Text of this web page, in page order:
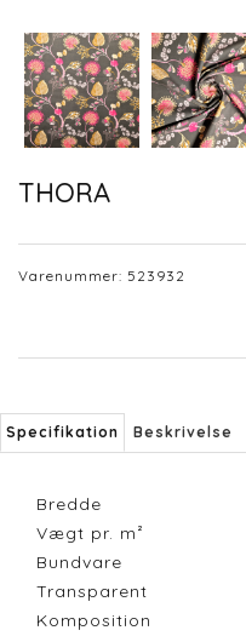
THORA
Varenummer: 523932
Specifikation Beskrivelse
Bredde
Vægt pr. m²
Bundvare
Transparent
Komposition